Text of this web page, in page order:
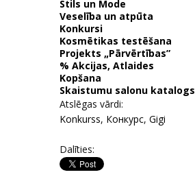
Stils un Mode
Veselība un atpūta
Konkursi
Kosmētikas testēšana
Projekts „Pārvērtības”
% Akcijas, Atlaides
Kopšana
Skaistumu salonu katalogs
Atslēgas vārdi:
Konkurss, Конкурс, Gigi
Dalīties: